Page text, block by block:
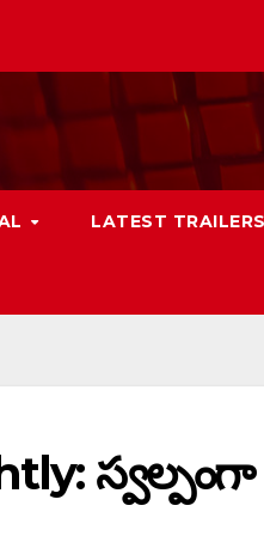
LATEST TRAILERS
స్వల్పంగా